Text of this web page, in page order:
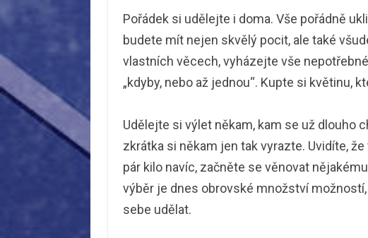
Pořádek si udělejte i doma. Vše pořádně
budete mít nejen skvělý pocit, ale také
vlastních věcech, vyházejte vše
„kdyby, nebo až jednou“. Kupte si květinu,
Udělejte si výlet někam, kam se už dlouho
zkrátka si někam jen tak vyrazte. Uvidíte,
pár kilo navíc, začněte se věnovat
výběr je dnes obrovské množství
sebe udělat.